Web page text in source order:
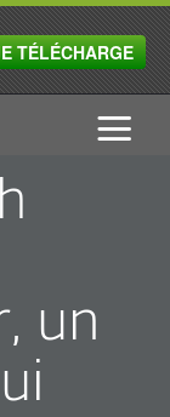
un
TÉLÉCHARGE